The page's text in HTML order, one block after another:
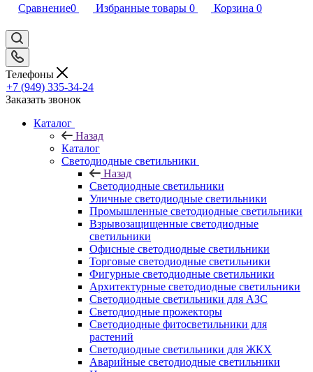
Сравнение0 Избранные товары 0 Корзина 0
Телефоны
+7 (949) 335-34-24
Заказать звонок
Каталог
Назад
Каталог
Светодиодные светильники
Назад
Светодиодные светильники
Уличные светодиодные светильники
Промышленные светодиодные светильники
Взрывозащищенные светодиодные
светильники
Офисные светодиодные светильники
Торговые светодиодные светильники
Фигурные светодиодные светильники
Архитектурные светодиодные светильники
Светодиодные светильники для АЗС
Светодиодные прожекторы
Светодиодные фитосветильники для
растений
Светодиодные светильники для ЖКХ
Аварийные светодиодные светильники